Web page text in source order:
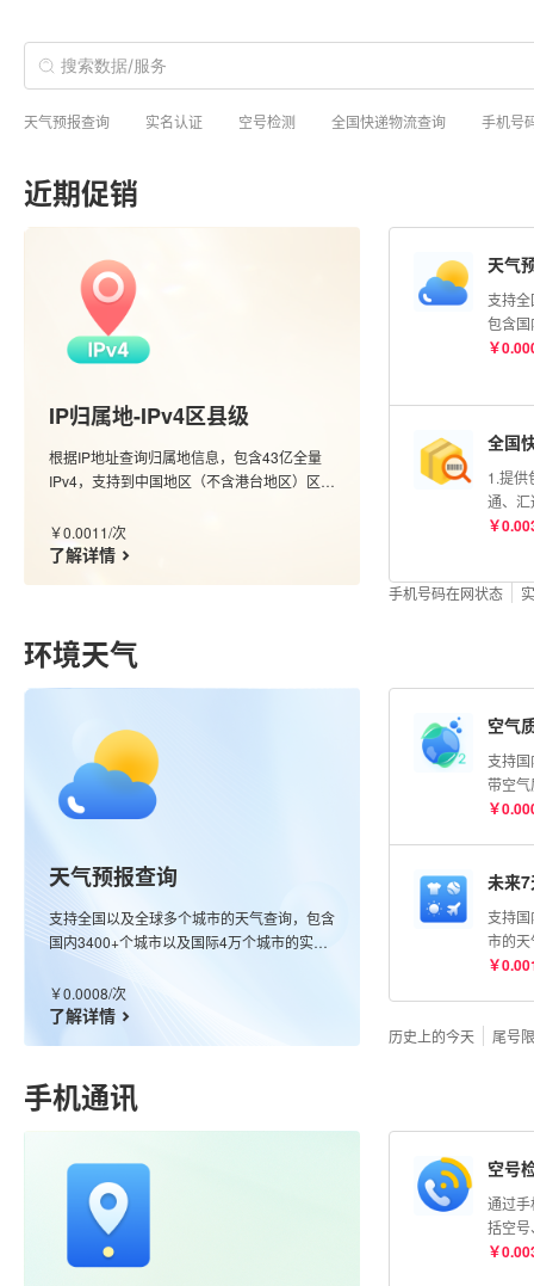
天气预报查询 实名认证 空号检测 全国快递物流查询 手机号
近期促销
IP归属地-IPv4区县级
根据IP地址查询归属地信息，包含43亿全量
IPv4，支持到中国地区（不含港台地区）区县
￥0.0011/次
了解详情
天气
支持
包含
市的
￥
全国
1.提供
通、
流单
￥
手机号码在网状态
环境天气
天气预报查询
支持全国以及全球多个城市的天气查询，包含
国内3400+个城市以及国际4万个城市的实况
会返回该经纬度最近的站点信息；更新频率分
钟级别。
￥0.0008/次
了解详情
空气
支持
带空
整点
（AQI
染、
O₃、
CO浓
均为
￥
未来
支持
市的
经纬
鱼、
￥
历史上的今天 尾号
手机通讯
空号
通过
括空
险号
￥